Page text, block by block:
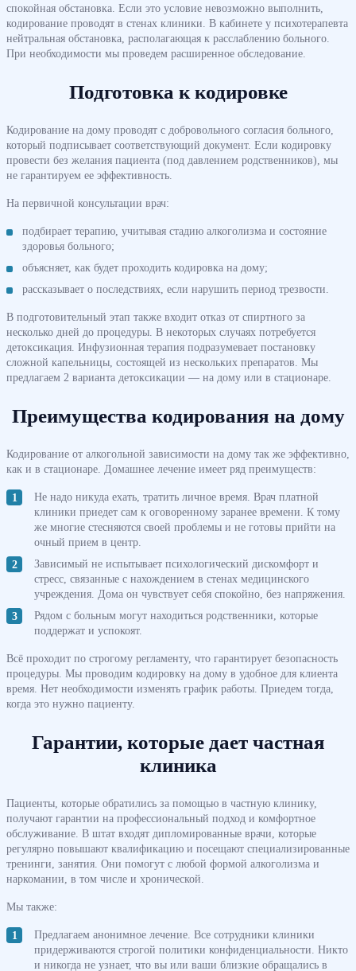
спокойная обстановка. Если это условие невозможно выполнить,
кодирование проводят в стенах клиники. В кабинете у психотерапевта
нейтральная обстановка, располагающая к расслаблению больного.
При необходимости мы проведем расширенное обследование.
Подготовка к кодировке
Кодирование на дому проводят с добровольного согласия больного,
который подписывает соответствующий документ. Если кодировку
провести без желания пациента (под давлением родственников), мы
не гарантируем ее эффективность.
На первичной консультации врач:
подбирает терапию, учитывая стадию алкоголизма и состояние
здоровья больного;
объясняет, как будет проходить кодировка на дому;
рассказывает о последствиях, если нарушить период трезвости.
В подготовительный этап также входит отказ от спиртного за
несколько дней до процедуры. В некоторых случаях потребуется
детоксикация. Инфузионная терапия подразумевает постановку
сложной капельницы, состоящей из нескольких препаратов. Мы
предлагаем 2 варианта детоксикации — на дому или в стационаре.
Преимущества кодирования на дому
Кодирование от алкогольной зависимости на дому так же эффективно,
как и в стационаре. Домашнее лечение имеет ряд преимуществ:
Не надо никуда ехать, тратить личное время. Врач платной
клиники приедет сам к оговоренному заранее времени. К тому
же многие стесняются своей проблемы и не готовы прийти на
очный прием в центр.
Зависимый не испытывает психологический дискомфорт и
стресс, связанные с нахождением в стенах медицинского
учреждения. Дома он чувствует себя спокойно, без напряжения.
Рядом с больным могут находиться родственники, которые
поддержат и успокоят.
Всё проходит по строгому регламенту, что гарантирует безопасность
процедуры. Мы проводим кодировку на дому в удобное для клиента
время. Нет необходимости изменять график работы. Приедем тогда,
когда это нужно пациенту.
Гарантии, которые дает частная
клиника
Пациенты, которые обратились за помощью в частную клинику,
получают гарантии на профессиональный подход и комфортное
обслуживание. В штат входят дипломированные врачи, которые
регулярно повышают квалификацию и посещают специализированные
тренинги, занятия. Они помогут с любой формой алкоголизма и
наркомании, в том числе и хронической.
Мы также:
Предлагаем анонимное лечение. Все сотрудники клиники
придерживаются строгой политики конфиденциальности. Никто
и никогда не узнает, что вы или ваши близкие обращались в